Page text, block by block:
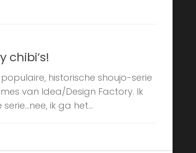
chibi’s!
historische shoujo-serie
van Idea/Design Factory. Ik
ik ga het...